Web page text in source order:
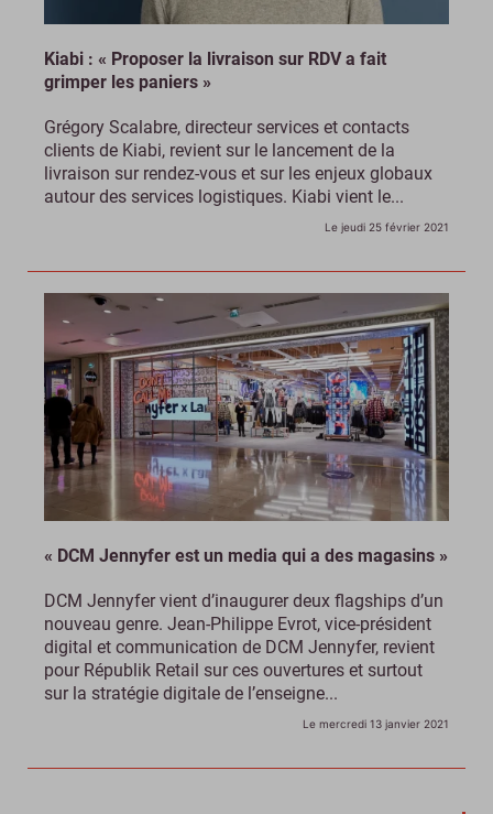
Kiabi : « Proposer la livraison sur RDV a fait
grimper les paniers »
Grégory Scalabre, directeur services et contacts
clients de Kiabi, revient sur le lancement de la
livraison sur rendez-vous et sur les enjeux globaux
autour des services logistiques. Kiabi vient le...
Le jeudi 25 février 2021
« DCM Jennyfer est un media qui a des magasins »
DCM Jennyfer vient d’inaugurer deux flagships d’un
nouveau genre. Jean-Philippe Evrot, vice-président
digital et communication de DCM Jennyfer, revient
pour Républik Retail sur ces ouvertures et surtout
sur la stratégie digitale de l’enseigne...
Le mercredi 13 janvier 2021